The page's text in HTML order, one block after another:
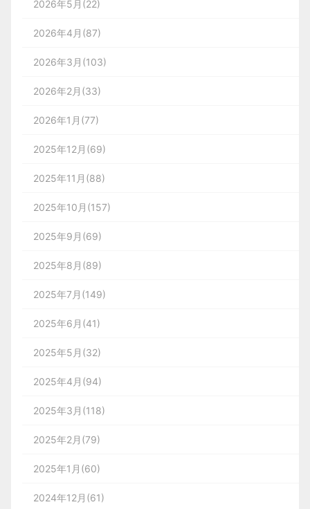
2026年5月(22)
2026年4月(87)
2026年3月(103)
2026年2月(33)
2026年1月(77)
2025年12月(69)
2025年11月(88)
2025年10月(157)
2025年9月(69)
2025年8月(89)
2025年7月(149)
2025年6月(41)
2025年5月(32)
2025年4月(94)
2025年3月(118)
2025年2月(79)
2025年1月(60)
2024年12月(61)